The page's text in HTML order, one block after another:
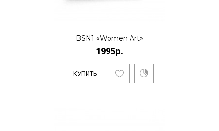
BSN1 «Women Art»
1995р.
КУПИТЬ